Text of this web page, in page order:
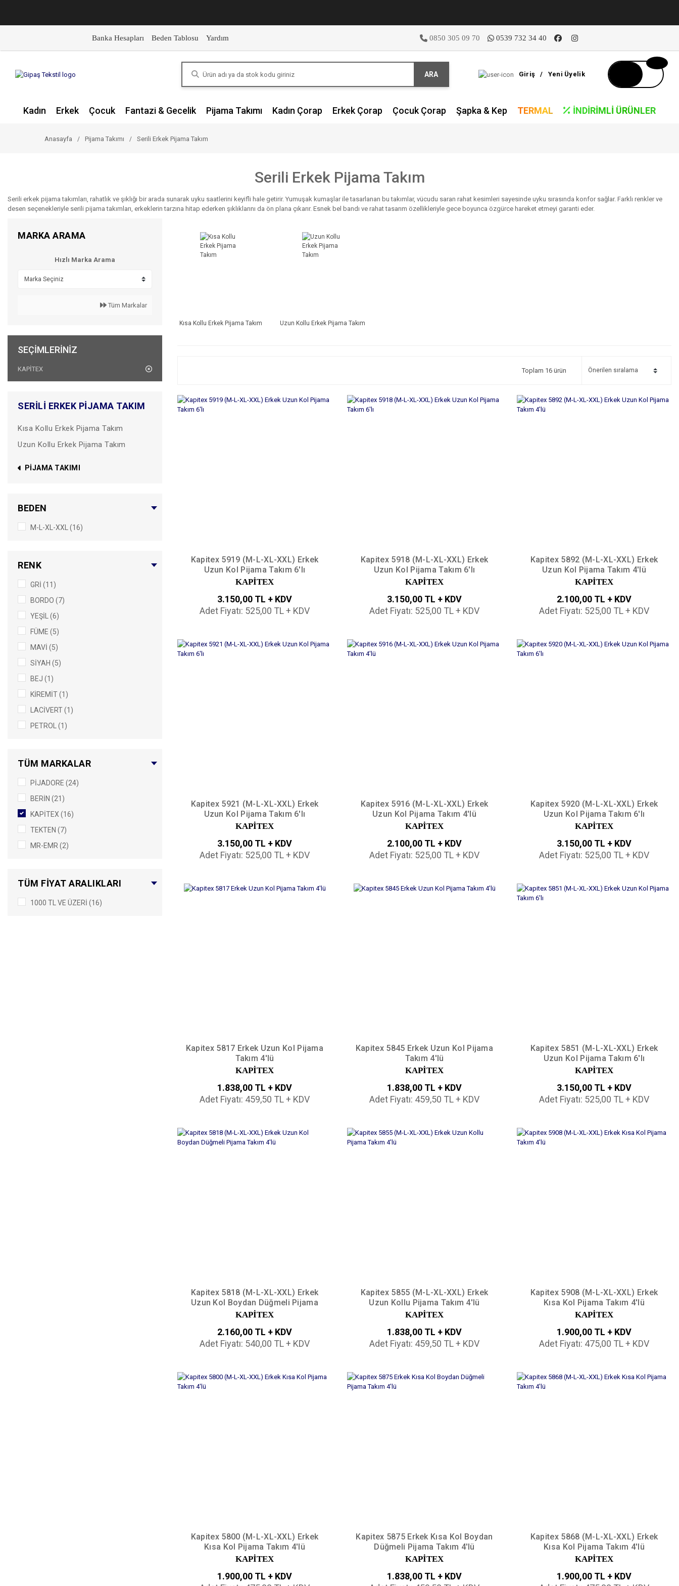
Banka Hesapları Beden Tablosu Yardım 0850 305 09 70 0539 732 34 40
ARA Giriş / Yeni Üyelik
Kadın Erkek Çocuk Fantazi & Gecelik Pijama Takımı Kadın Çorap Erkek Çorap Çocuk Çorap Şapka & Kep TERMAL İNDIRIMLI ÜRÜNLER
Anasayfa Pijama Takımı Serili Erkek Pijama Takım
Serili Erkek Pijama Takım
Serili erkek pijama takımları, rahatlık ve şıklığı bir arada sunarak uyku saatlerini keyifli hale getirir. Yumuşak kumaşlar ile tasarlanan bu takımlar, vücudu saran rahat kesimleri sayesinde uyku sırasında konfor sağlar. Farklı renkler ve
desen seçenekleriyle serili pijama takımları, erkeklerin tarzına hitap ederken şıklıklarını da ön plana çıkarır. Esnek bel bandı ve rahat tasarım özellikleriyle gece boyunca özgürce hareket etmeyi garanti eder.
MARKA ARAMA
Hızlı Marka Arama
Tüm Markalar
SEÇIMLERINIZ
KAPİTEX
SERILI ERKEK PIJAMA TAKIM
Kısa Kollu Erkek Pijama Takım
Uzun Kollu Erkek Pijama Takım
PIJAMA TAKIMI
BEDEN
M-L-XL-XXL (16)
RENK
GRİ (11)
BORDO (7)
YEŞİL (6)
FÜME (5)
MAVİ (5)
SİYAH (5)
BEJ (1)
KİREMİT (1)
LACİVERT (1)
PETROL (1)
TÜM MARKALAR
PİJADORE (24)
BERİN (21)
KAPİTEX (16)
TEKTEN (7)
MR-EMR (2)
TÜM FIYAT ARALIKLARI
1000 TL VE ÜZERI (16)
Kısa Kollu Erkek Pijama Takım Uzun Kollu Erkek Pijama Takım
Toplam 16 ürün
Kapitex 5919 (M-L-XL-XXL) Erkek
Uzun Kol Pijama Takım 6'lı
KAPİTEX
3.150,00 TL + KDV
Adet Fiyatı: 525,00 TL + KDV
Kapitex 5918 (M-L-XL-XXL) Erkek
Uzun Kol Pijama Takım 6'lı
KAPİTEX
3.150,00 TL + KDV
Adet Fiyatı: 525,00 TL + KDV
Kapitex 5892 (M-L-XL-XXL) Erkek
Uzun Kol Pijama Takım 4'lü
KAPİTEX
2.100,00 TL + KDV
Adet Fiyatı: 525,00 TL + KDV
Kapitex 5921 (M-L-XL-XXL) Erkek
Uzun Kol Pijama Takım 6'lı
KAPİTEX
3.150,00 TL + KDV
Adet Fiyatı: 525,00 TL + KDV
Kapitex 5916 (M-L-XL-XXL) Erkek
Uzun Kol Pijama Takım 4'lü
KAPİTEX
2.100,00 TL + KDV
Adet Fiyatı: 525,00 TL + KDV
Kapitex 5920 (M-L-XL-XXL) Erkek
Uzun Kol Pijama Takım 6'lı
KAPİTEX
3.150,00 TL + KDV
Adet Fiyatı: 525,00 TL + KDV
Kapitex 5817 Erkek Uzun Kol Pijama
Takım 4'lü
KAPİTEX
1.838,00 TL + KDV
Adet Fiyatı: 459,50 TL + KDV
Kapitex 5845 Erkek Uzun Kol Pijama
Takım 4'lü
KAPİTEX
1.838,00 TL + KDV
Adet Fiyatı: 459,50 TL + KDV
Kapitex 5851 (M-L-XL-XXL) Erkek
Uzun Kol Pijama Takım 6'lı
KAPİTEX
3.150,00 TL + KDV
Adet Fiyatı: 525,00 TL + KDV
Kapitex 5818 (M-L-XL-XXL) Erkek
Uzun Kol Boydan Düğmeli Pijama
Takım 4'lü
KAPİTEX
2.160,00 TL + KDV
Adet Fiyatı: 540,00 TL + KDV
Kapitex 5855 (M-L-XL-XXL) Erkek
Uzun Kollu Pijama Takım 4'lü
KAPİTEX
1.838,00 TL + KDV
Adet Fiyatı: 459,50 TL + KDV
Kapitex 5908 (M-L-XL-XXL) Erkek
Kısa Kol Pijama Takım 4'lü
KAPİTEX
1.900,00 TL + KDV
Adet Fiyatı: 475,00 TL + KDV
Kapitex 5800 (M-L-XL-XXL) Erkek
Kısa Kol Pijama Takım 4'lü
KAPİTEX
1.900,00 TL + KDV
Kapitex 5875 Erkek Kısa Kol Boydan
Düğmeli Pijama Takım 4'lü
KAPİTEX
1.838,00 TL + KDV
Kapitex 5868 (M-L-XL-XXL) Erkek
Kısa Kol Pijama Takım 4'lü
KAPİTEX
1.900,00 TL + KDV